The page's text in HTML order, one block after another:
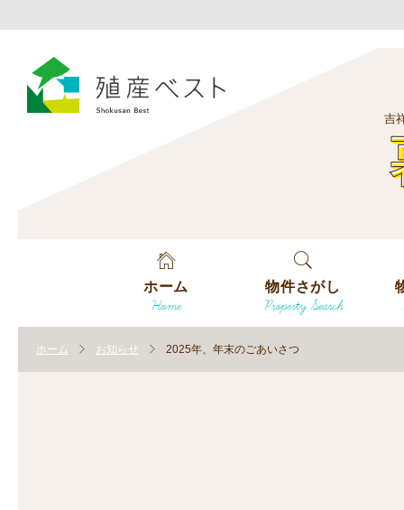
吉
ホーム
Home
物件さがし
Property Search
ホーム お知らせ 2025年、年末のごあいさつ